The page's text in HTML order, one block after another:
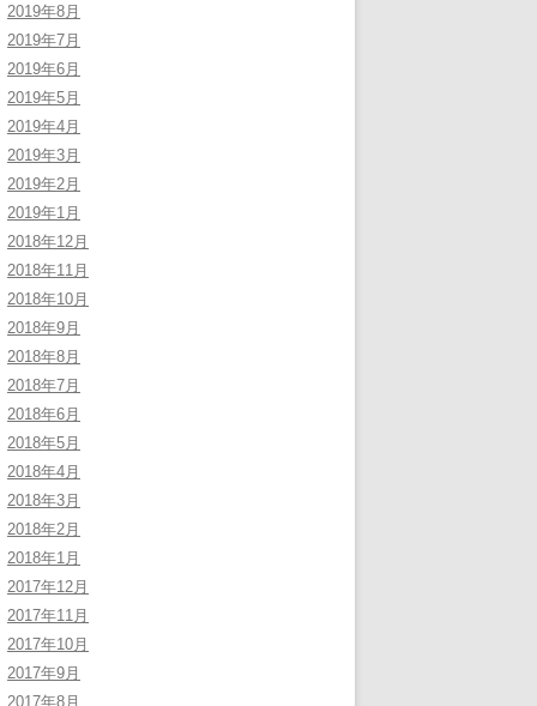
2019年8月
2019年7月
2019年6月
2019年5月
2019年4月
2019年3月
2019年2月
2019年1月
2018年12月
2018年11月
2018年10月
2018年9月
2018年8月
2018年7月
2018年6月
2018年5月
2018年4月
2018年3月
2018年2月
2018年1月
2017年12月
2017年11月
2017年10月
2017年9月
2017年8月